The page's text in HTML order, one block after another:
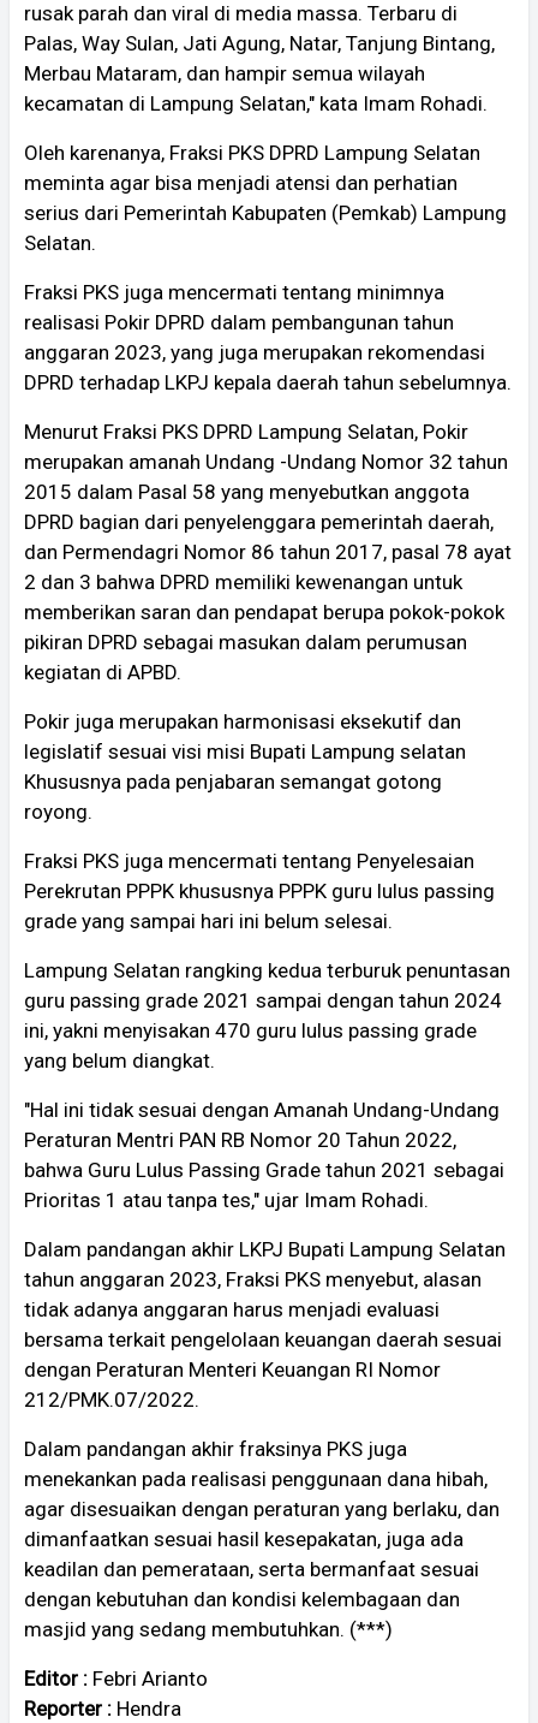
rusak parah dan viral di media massa. Terbaru di
Palas, Way Sulan, Jati Agung, Natar, Tanjung Bintang,
Merbau Mataram, dan hampir semua wilayah
kecamatan di Lampung Selatan," kata Imam Rohadi.
Oleh karenanya, Fraksi PKS DPRD Lampung Selatan
meminta agar bisa menjadi atensi dan perhatian
serius dari Pemerintah Kabupaten (Pemkab) Lampung
Selatan.
Fraksi PKS juga mencermati tentang minimnya
realisasi Pokir DPRD dalam pembangunan tahun
anggaran 2023, yang juga merupakan rekomendasi
DPRD terhadap LKPJ kepala daerah tahun sebelumnya.
Menurut Fraksi PKS DPRD Lampung Selatan, Pokir
merupakan amanah Undang -Undang Nomor 32 tahun
2015 dalam Pasal 58 yang menyebutkan anggota
DPRD bagian dari penyelenggara pemerintah daerah,
dan Permendagri Nomor 86 tahun 2017, pasal 78 ayat
2 dan 3 bahwa DPRD memiliki kewenangan untuk
memberikan saran dan pendapat berupa pokok-pokok
pikiran DPRD sebagai masukan dalam perumusan
kegiatan di APBD.
Pokir juga merupakan harmonisasi eksekutif dan
legislatif sesuai visi misi Bupati Lampung selatan
Khususnya pada penjabaran semangat gotong
royong.
Fraksi PKS juga mencermati tentang Penyelesaian
Perekrutan PPPK khususnya PPPK guru lulus passing
grade yang sampai hari ini belum selesai.
Lampung Selatan rangking kedua terburuk penuntasan
guru passing grade 2021 sampai dengan tahun 2024
ini, yakni menyisakan 470 guru lulus passing grade
yang belum diangkat.
"Hal ini tidak sesuai dengan Amanah Undang-Undang
Peraturan Mentri PAN RB Nomor 20 Tahun 2022,
bahwa Guru Lulus Passing Grade tahun 2021 sebagai
Prioritas 1 atau tanpa tes," ujar Imam Rohadi.
Dalam pandangan akhir LKPJ Bupati Lampung Selatan
tahun anggaran 2023, Fraksi PKS menyebut, alasan
tidak adanya anggaran harus menjadi evaluasi
bersama terkait pengelolaan keuangan daerah sesuai
dengan Peraturan Menteri Keuangan RI Nomor
212/PMK.07/2022.
Dalam pandangan akhir fraksinya PKS juga
menekankan pada realisasi penggunaan dana hibah,
agar disesuaikan dengan peraturan yang berlaku, dan
dimanfaatkan sesuai hasil kesepakatan, juga ada
keadilan dan pemerataan, serta bermanfaat sesuai
dengan kebutuhan dan kondisi kelembagaan dan
masjid yang sedang membutuhkan. (***)
Editor : Febri Arianto
Reporter : Hendra